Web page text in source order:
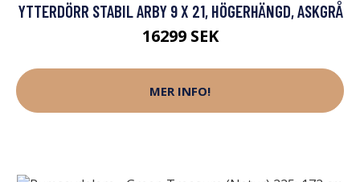
YTTERDÖRR STABIL ARBY 9 X 21, HÖGERHÄNGD, ASKGRÅ
16299 SEK
MER INFO!